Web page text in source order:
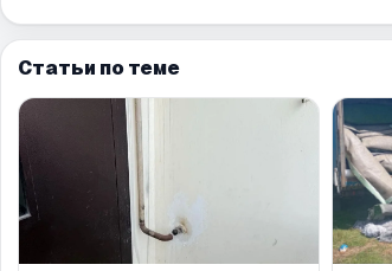
Статьи по теме